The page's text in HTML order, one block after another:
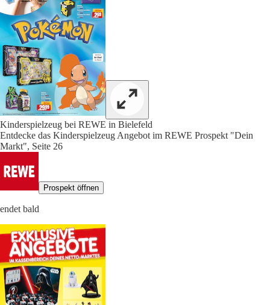
Kinderspielzeug bei REWE in Bielefeld
Entdecke das Kinderspielzeug Angebot im REWE Prospekt "Dein
Markt", Seite 26
Prospekt öffnen
endet bald